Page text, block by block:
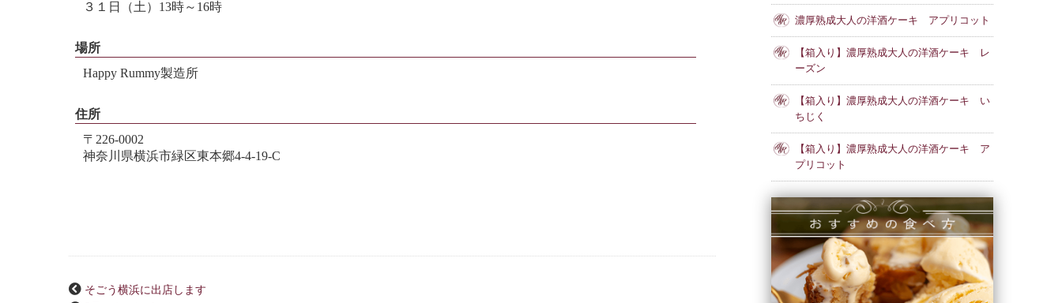
３１日（土）13時～16時
場所
Happy Rummy製造所
住所
〒226-0002
神奈川県横浜市緑区東本郷4‐4‐19‐C
そごう横浜に出店します
濃厚熟成大人の洋酒ケーキ アプリコット
【箱入り】濃厚熟成大人の洋酒ケーキ レ
ーズン
【箱入り】濃厚熟成大人の洋酒ケーキ い
ちじく
【箱入り】濃厚熟成大人の洋酒ケーキ ア
プリコット